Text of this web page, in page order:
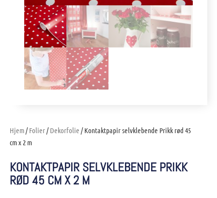
Hjem/Folier/Dekorfolie / Kontaktpapir selvklebende Prikk rød 45
cm x 2 m
KONTAKTPAPIR SELVKLEBENDE PRIKK
RØD 45 CM X 2 M